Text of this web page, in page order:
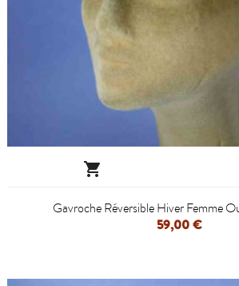

Gavroche Réversible Hiver Femme
59,00 €